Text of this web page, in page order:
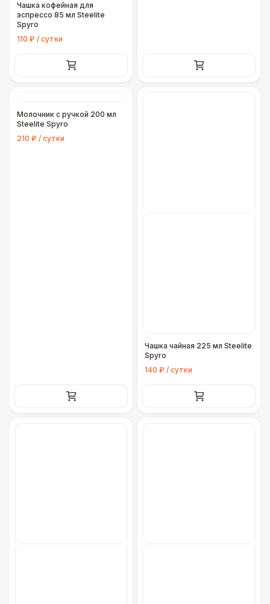
Чашка кофейная для
эспрессо 85 мл Steelite
Spyro
110 ₽ / сутки
Молочник с ручкой 200 мл
Steelite Spyro
210 ₽ / сутки
Чашка чайная 225 мл Steelite
Spyro
140 ₽ / сутки